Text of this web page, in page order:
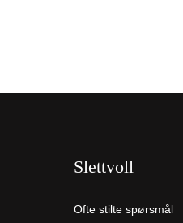
Slettvoll
Ofte stilte spørsmål